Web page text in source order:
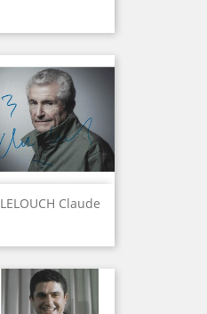
LELOUCH Claude